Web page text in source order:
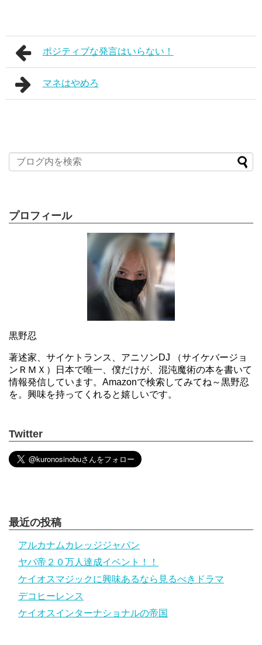
ポジティブな発言はいらない！
マネはやめろ
プロフィール
黒野忍
著述家、サイケトランス、アニソンDJ （サイケバージョ
ンＲＭＸ）日本で唯一、僕だけが、混沌魔術の本を書いて
情報発信しています。Amazonで検索してみてね～黒野忍
を。興味を持ってくれると嬉しいです。
Twitter
最近の投稿
アルカナムカレッジジャパン
ヤバ帝２０万人達成イベント！！
ケイオスマジックに興味あるなら見るべきドラマ
デコヒーレンス
ケイオスインターナショナルの帝国